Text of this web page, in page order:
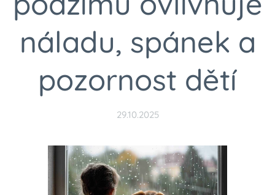
náladu, spánek a
pozornost dětí
29.10.2025